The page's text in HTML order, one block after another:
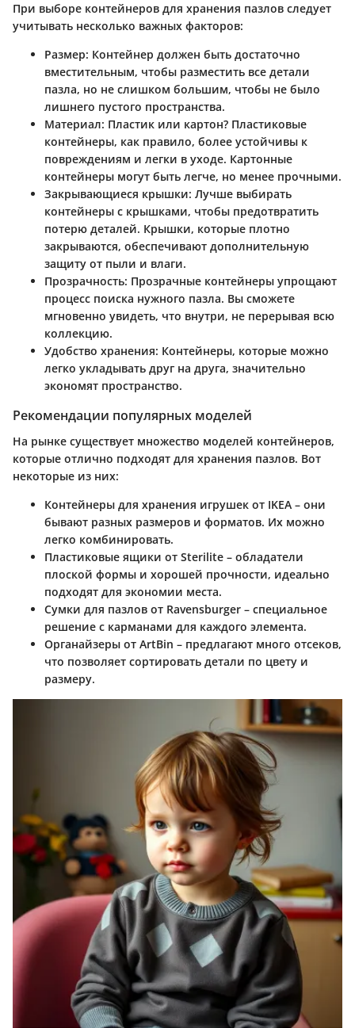
При выборе контейнеров для хранения пазлов следует
учитывать несколько важных факторов:
Размер: Контейнер должен быть достаточно
вместительным, чтобы разместить все детали
пазла, но не слишком большим, чтобы не было
лишнего пустого пространства.
Материал: Пластик или картон? Пластиковые
контейнеры, как правило, более устойчивы к
повреждениям и легки в уходе. Картонные
контейнеры могут быть легче, но менее прочными.
Закрывающиеся крышки: Лучше выбирать
контейнеры с крышками, чтобы предотвратить
потерю деталей. Крышки, которые плотно
закрываются, обеспечивают дополнительную
защиту от пыли и влаги.
Прозрачность: Прозрачные контейнеры упрощают
процесс поиска нужного пазла. Вы сможете
мгновенно увидеть, что внутри, не перерывая всю
коллекцию.
Удобство хранения: Контейнеры, которые можно
легко укладывать друг на друга, значительно
экономят пространство.
Рекомендации популярных моделей
На рынке существует множество моделей контейнеров,
которые отлично подходят для хранения пазлов. Вот
некоторые из них:
Контейнеры для хранения игрушек от IKEA – они
бывают разных размеров и форматов. Их можно
легко комбинировать.
Пластиковые ящики от Sterilite – обладатели
плоской формы и хорошей прочности, идеально
подходят для экономии места.
Сумки для пазлов от Ravensburger – специальное
решение с карманами для каждого элемента.
Органайзеры от ArtBin – предлагают много отсеков,
что позволяет сортировать детали по цвету и
размеру.